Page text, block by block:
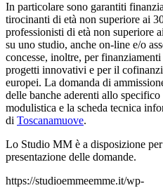
In particolare sono garantiti
tirocinanti di età non superiore ai
professionisti di età non superiore
su uno studio, anche on-line e/o
concesse, inoltre, per
progetti innovativi e per il
europei. La domanda di
delle banche aderenti allo
modulistica e la scheda tecnica
di Toscanamuove.
Lo Studio MM è a disposizione
presentazione delle domande.
https://studioemmeemme.it/wp-